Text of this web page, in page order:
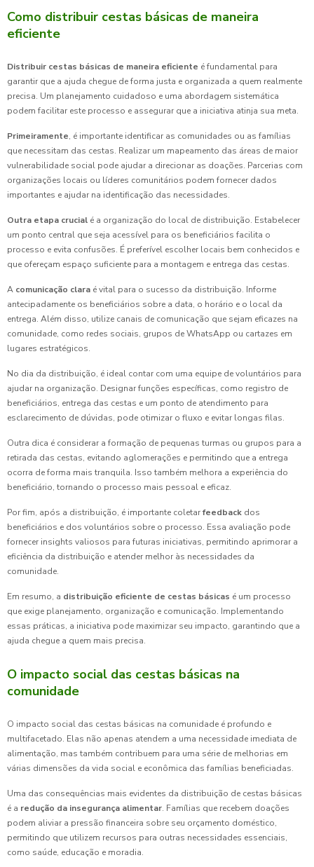
Como distribuir cestas básicas de maneira
eficiente
Distribuir cestas básicas de maneira eficiente é fundamental para
garantir que a ajuda chegue de forma justa e organizada a quem realmente
precisa. Um planejamento cuidadoso e uma abordagem sistemática
podem facilitar este processo e assegurar que a iniciativa atinja sua meta.
Primeiramente, é importante identificar as comunidades ou as famílias
que necessitam das cestas. Realizar um mapeamento das áreas de maior
vulnerabilidade social pode ajudar a direcionar as doações. Parcerias com
organizações locais ou líderes comunitários podem fornecer dados
importantes e ajudar na identificação das necessidades.
Outra etapa crucial é a organização do local de distribuição. Estabelecer
um ponto central que seja acessível para os beneficiários facilita o
processo e evita confusões. É preferível escolher locais bem conhecidos e
que ofereçam espaço suficiente para a montagem e entrega das cestas.
A comunicação clara é vital para o sucesso da distribuição. Informe
antecipadamente os beneficiários sobre a data, o horário e o local da
entrega. Além disso, utilize canais de comunicação que sejam eficazes na
comunidade, como redes sociais, grupos de WhatsApp ou cartazes em
lugares estratégicos.
No dia da distribuição, é ideal contar com uma equipe de voluntários para
ajudar na organização. Designar funções específicas, como registro de
beneficiários, entrega das cestas e um ponto de atendimento para
esclarecimento de dúvidas, pode otimizar o fluxo e evitar longas filas.
Outra dica é considerar a formação de pequenas turmas ou grupos para a
retirada das cestas, evitando aglomerações e permitindo que a entrega
ocorra de forma mais tranquila. Isso também melhora a experiência do
beneficiário, tornando o processo mais pessoal e eficaz.
Por fim, após a distribuição, é importante coletarfeedback dos
beneficiários e dos voluntários sobre o processo. Essa avaliação pode
fornecer insights valiosos para futuras iniciativas, permitindo aprimorar a
eficiência da distribuição e atender melhor às necessidades da
comunidade.
Em resumo, a distribuição eficiente de cestas básicas é um processo
que exige planejamento, organização e comunicação. Implementando
essas práticas, a iniciativa pode maximizar seu impacto, garantindo que a
ajuda chegue a quem mais precisa.
O impacto social das cestas básicas na
comunidade
O impacto social das cestas básicas na comunidade é profundo e
multifacetado. Elas não apenas atendem a uma necessidade imediata de
alimentação, mas também contribuem para uma série de melhorias em
várias dimensões da vida social e econômica das famílias beneficiadas.
Uma das consequências mais evidentes da distribuição de cestas básicas
é a redução da insegurança alimentar. Famílias que recebem doações
podem aliviar a pressão financeira sobre seu orçamento doméstico,
permitindo que utilizem recursos para outras necessidades essenciais,
como saúde, educação e moradia.